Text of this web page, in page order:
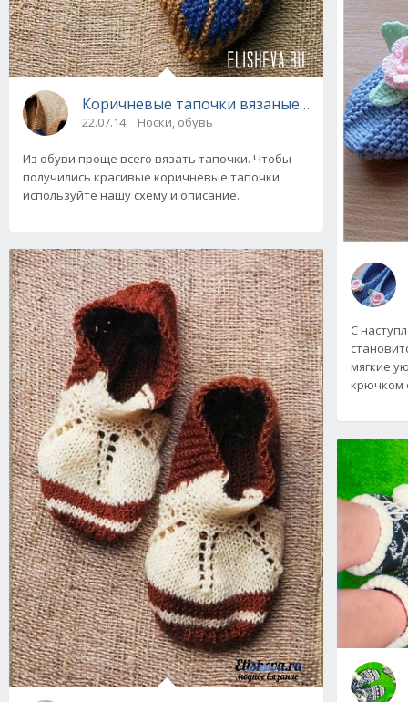
Коричневые тапочки вязаные спицами
22.07.14 Носки, обувь
Из обуви проще всего вязать тапочки. Чтобы
получились красивые коричневые тапочки
используйте нашу схему и описание.
С
мягкие
крючком